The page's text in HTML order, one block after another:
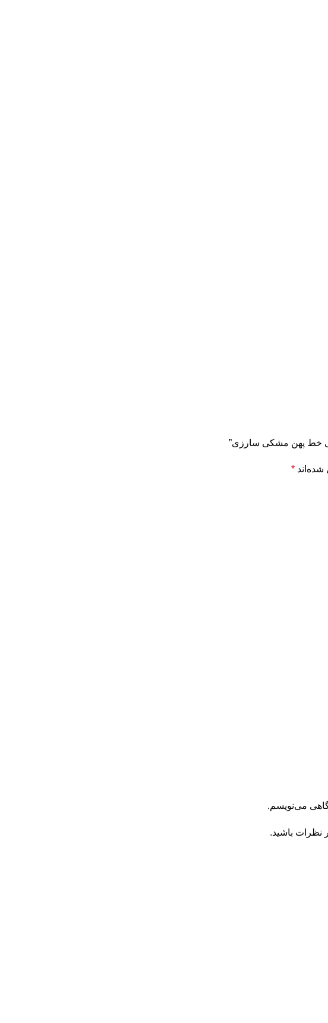
خط پهن مشکی سارزی”
*
می‌نویسم.
نظرات باشید.